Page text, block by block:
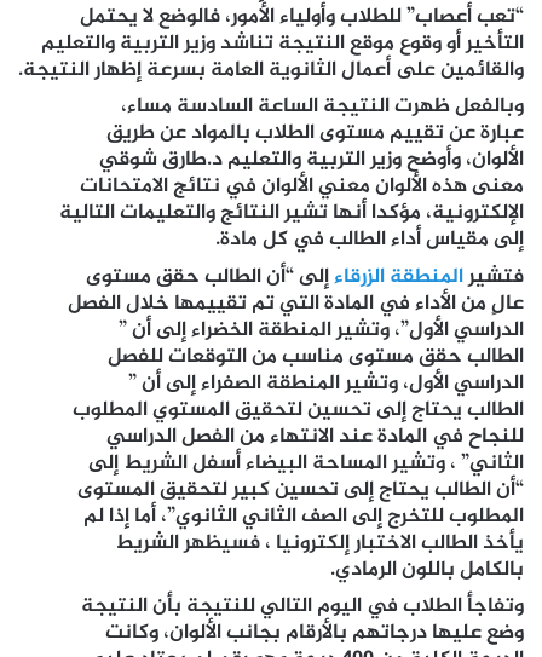
“تعب أعصاب” للطلاب وأولياء الأمور، فالوضع لا يحتمل
التأخير أو وقوع موقع النتيجة تناشد وزير التربية والتعليم
والقائمين على أعمال الثانوية العامة بسرعة إظهار النتيجة.
وبالفعل ظهرت النتيجة الساعة السادسة مساء،
عبارة عن تقييم مستوى الطلاب بالمواد عن طريق
الألوان، وأوضح وزير التربية والتعليم د.طارق شوقي
معنى هذه الألوان معني الألوان في نتائج الامتحانات
الإلكترونية، مؤكدا أنها تشير النتائج والتعليمات التالية
إلى مقياس أداء الطالب في كل مادة.
فتشيرالمنطقة الزرقاءإلى “أن الطالب حقق مستوى
عالٍ من الأداء في المادة التي تم تقييمها خلال الفصل
الدراسي الأول”، وتشير المنطقة الخضراء إلى أن ”
الطالب حقق مستوى مناسب من التوقعات للفصل
الدراسي الأول، وتشير المنطقة الصفراء إلى أن ”
الطالب يحتاج إلى تحسين لتحقيق المستوي المطلوب
للنجاح في المادة عند الانتهاء من الفصل الدراسي
الثاني” ، وتشير المساحة البيضاء أسفل الشريط إلى
“أن الطالب يحتاج إلى تحسين كبير لتحقيق المستوى
المطلوب للتخرج إلى الصف الثاني الثانوي”، أما إذا لم
يأخذ الطالب الاختبار إلكترونيا ، فسيظهر الشريط
بالكامل باللون الرمادي.
وتفاجأ الطلاب في اليوم التالي للنتيجة بأن النتيجة
وضع عليها درجاتهم بالأرقام بجانب الألوان، وكانت